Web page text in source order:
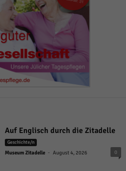
Auf Englisch durch die Zitadelle
Geschichte/n
Museum Zitadelle - August 4, 2026 0